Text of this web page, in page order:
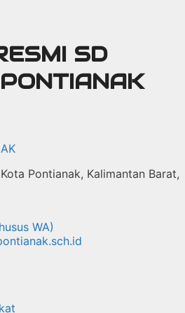
SD
Pontianak, Kalimantan Barat,
WA)